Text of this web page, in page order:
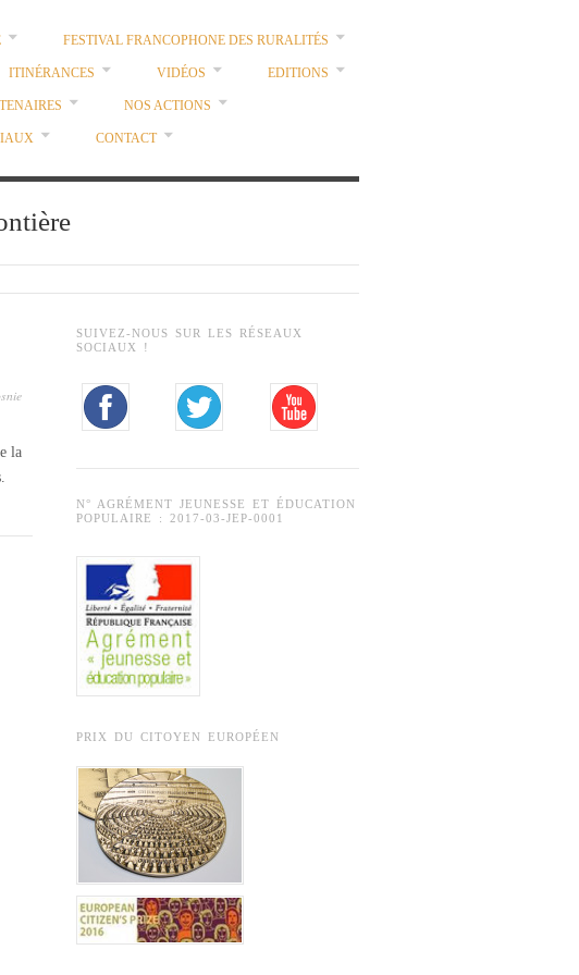
FESTIVAL FRANCOPHONE DES RURALITÉS
ITINÉRANCES VIDÉOS EDITIONS
NOS ACTIONS
CONTACT
la
SUIVEZ-NOUS SUR LES RÉSEAUX
SOCIAUX !
N° AGRÉMENT JEUNESSE ET ÉDUCATION
POPULAIRE : 2017-03-JEP-0001
PRIX DU CITOYEN EUROPÉEN